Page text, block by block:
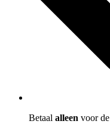
Betaal alleen voor de